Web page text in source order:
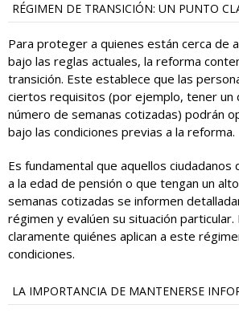
RÉGIMEN DE TRANSICIÓN: UN PUNTO
Para proteger a quienes están cerca de
bajo las reglas actuales, la reforma
transición. Este establece que las
ciertos requisitos (por ejemplo, tener un
número de semanas cotizadas) podrán
bajo las condiciones previas a la reforma.
Es fundamental que aquellos
a la edad de pensión o que tengan un
semanas cotizadas se informen
régimen y evalúen su situación particular.
claramente quiénes aplican a este
condiciones.
LA IMPORTANCIA DE MANTENERSE